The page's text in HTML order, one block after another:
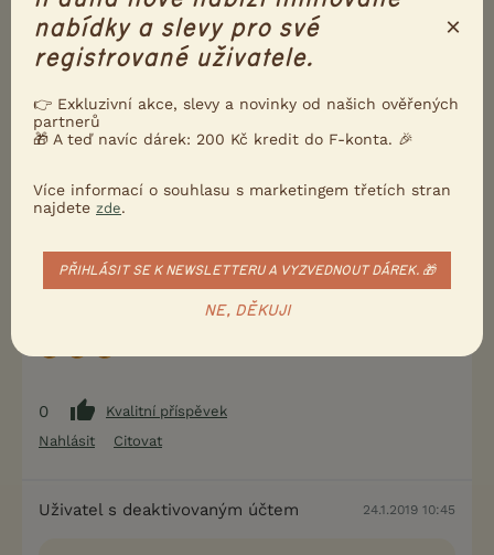
Mě se v tuto chvíli vedle diskuze objevuje reklama
na cituji: ODSÁVÁ 26 KG TUKU,ta divná metoda z
Francie pohlcuje celé kousky tuku....."
Té ženě v reklamě zřejmě pohltila veškerý tuk.
Vypadá jako stažený králík.
1
Kvalitní příspěvek
0
Kvalitní příspěvek
Nahlásit
Citovat
Uživatel s deaktivovaným účtem 24.1.2019 10:45
nabídky a slevy pro své
registrované uživatele.
×
👉 Exkluzivní akce, slevy a novinky od našich ověřených
partnerů
🎁 A teď navíc dárek: 200 Kč kredit do F-konta. 🎉
Více informací o souhlasu s marketingem třetích stran
najdete zde.
PŘIHLÁSIT SE K NEWSLETTERU A VYZVEDNOUT DÁREK. 🎁
NE, DĚKUJI